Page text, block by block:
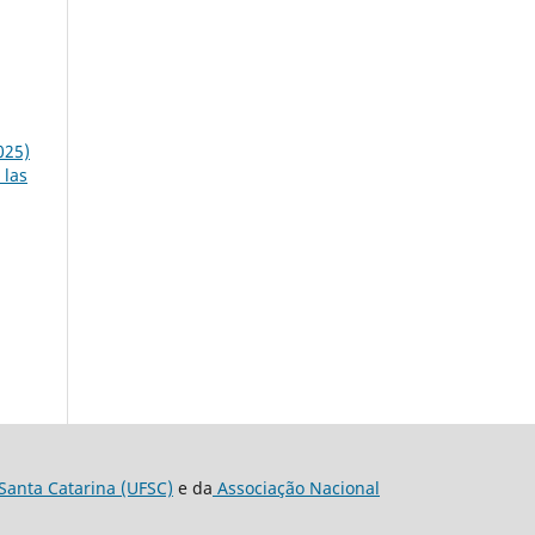
Catarina (UFSC) e da Associação Nacional